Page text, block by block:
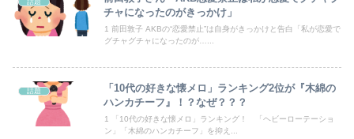
【朗報】むちむち女子バレー選手さん、脱いでしまう💕
「人間と獣人が共存する社会」を描いた深夜アニメに喫煙、違法薬物の連想シーンも…視聴者批判でBPO議論
チャになったのがきっかけ」
1 前田敦子 AKBの“恋愛禁止”は自身がきっかけと告白「私が恋愛で
グチャグチャになったのが…...
話題
「10代の好きな懐メロ」ランキング2位が『木綿の
ハンカチーフ』！？なぜ？？？
1 「10代の好きな懐メロ」ランキング！ 「ヘビーローテーショ
ン」「木綿のハンカチーフ」を抑え...